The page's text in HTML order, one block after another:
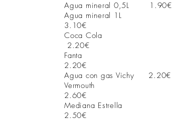
Agua mineral 0,5L 1.90€
Agua mineral 1L
3.10€
Coca Cola
2.20€
Fanta
2.20€
Agua con gas Vichy 2.20€
Vermouth
2.60€
Mediana Estrella
2.50€